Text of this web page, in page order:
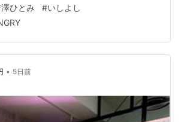
ニング娘。第3回追加オーディション」にてモー
ング娘。「ハッピーサマーウェディング」でCD
ニング娘。コンサート「〜ダンシングラブサイト
July 29, 2026 始めにモーニ
not Alone』。18…
ひとみ #いしよし
• 5日前